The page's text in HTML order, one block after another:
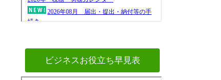
ビジネスお役立ち早見表